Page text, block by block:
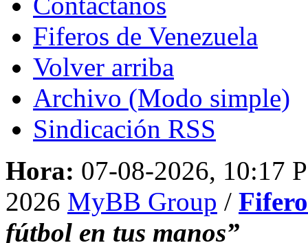
Fiferos de Venezuela
Volver arriba
Archivo (Modo simple)
Sindicación RSS
Hora: 07-08-2026, 10:17
2026 MyBB Group /
fútbol en tus manos”